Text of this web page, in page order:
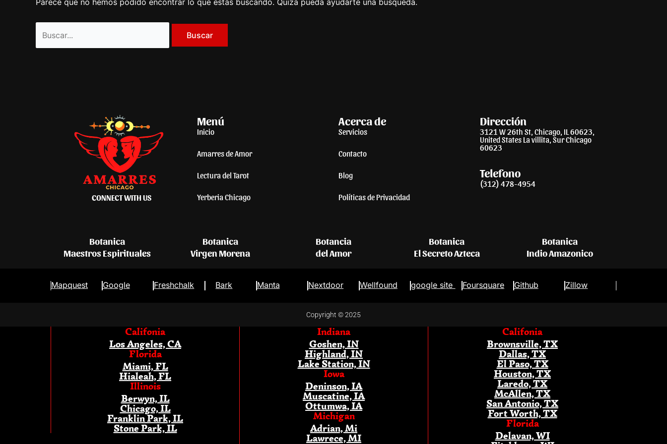
Parece que no hemos podido encontrar lo que estás buscando. Quizá pueda ayudarte una búsqueda.
CONNECT WITH US
Menú
Inicio
Amarres de Amor
Lectura del Tarot
Yerberia Chicago
Acerca de
Servicios
Contacto
Blog
Políticas de Privacidad
Dirección
3121 W 26th St, Chicago, IL 60623,
United States La villita, Sur Chicago
60623
Telefono
(312) 478-4954
Botanica
Maestros Espirituales
Botanica
Virgen Morena
Botancia
del Amor
Botanica
El Secreto Azteca
Botanica
Indio Amazonico
Mapquest Google Freshchalk Bark Manta Nextdoor Wellfound google site Foursquare Github Zillow
Copyright © 2025
Califonia
Los Angeles, CA
Florida
Miami, FL
Hialeah, FL
Illinois
Berwyn, IL
Chicago, IL
Franklin Park, IL
Stone Park, IL
Indiana
Goshen, IN
Highland, IN
Lake Station, IN
Iowa
Deninson, IA
Muscatine, IA
Ottumwa, IA
Michigan
Adrian, Mi
Lawrece, MI
Califonia
Brownsville, TX
Dallas, TX
El Paso, TX
Houston, TX
Laredo, TX
McAllen, TX
San Antonio, TX
Fort Worth, TX
Florida
Delavan, WI